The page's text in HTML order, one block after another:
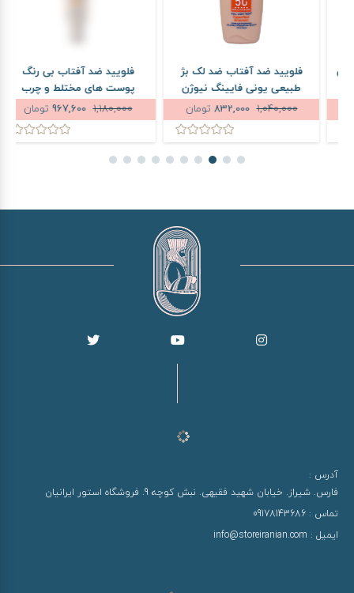
فلویید ضد آفتاب ضد لک بژ
طبیعی یونی فایینگ نیوژن
آردن سولاریس SPF50 حجم
75 میلی لیتر
1,040,000
832,000 تومان
فلویید ضد آفتاب بی رنگ
پوست های مختلط و چرب
رویوال SPF50 حجم 50 میلی
لیتر
1,180,000
967,600 تومان
آدرس :
فارس. شیراز. خیابان شهید فقیهی. نبش کوچه 9. فروشگاه استور ایرانیان
تماس : 09178143686
ایمیل : info@storeiranian.com